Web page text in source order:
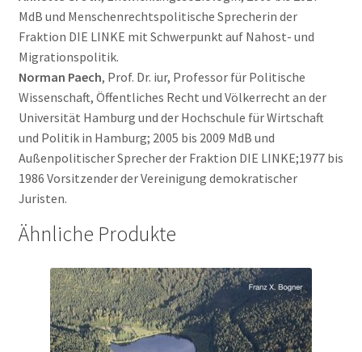
MdB und Menschenrechtspolitische Sprecherin der
Fraktion DIE LINKE mit Schwerpunkt auf Nahost- und
Migrationspolitik.
Norman Paech, Prof. Dr. iur, Professor für Politische
Wissenschaft, Öffentliches Recht und Völkerrecht an der
Universität Hamburg und der Hochschule für Wirtschaft
und Politik in Hamburg; 2005 bis 2009 MdB und
Außenpolitischer Sprecher der Fraktion DIE LINKE;1977 bis
1986 Vorsitzender der Vereinigung demokratischer
Juristen.
Ähnliche Produkte